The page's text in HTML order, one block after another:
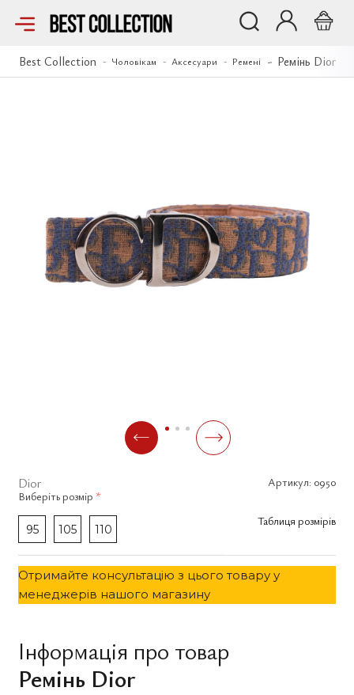
Best Collection Чоловікам Аксесуари Ремені Ремінь Dior
Ремінь Dior
Dior Артикул: 0950
Виберіть розмір *
95 105 110
Таблиця розмірів
Отримайте консультацію з цього товару у
менеджерів нашого магазину
Інформація про товар
Ремінь Dior